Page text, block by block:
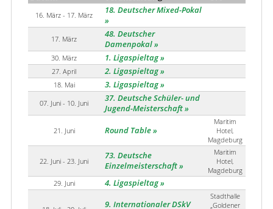
16. März - 17. März 18. Deutscher Mixed-Pokal
17. März
48. Deutscher
Damenpokal
30. März 1. Ligaspieltag
27. April 2. Ligaspieltag
18. Mai 3. Ligaspieltag
07. Juni - 10. Juni
37. Deutsche Schüler- und
Jugend-Meisterschaft
21. Juni Round Table
Maritim
Hotel,
Magdeburg
22. Juni - 23. Juni
73. Deutsche
Einzelmeisterschaft
Maritim
Hotel,
Magdeburg
29. Juni
4. Ligaspieltag
9. Internationaler DSkV
Stadthalle
„Goldener